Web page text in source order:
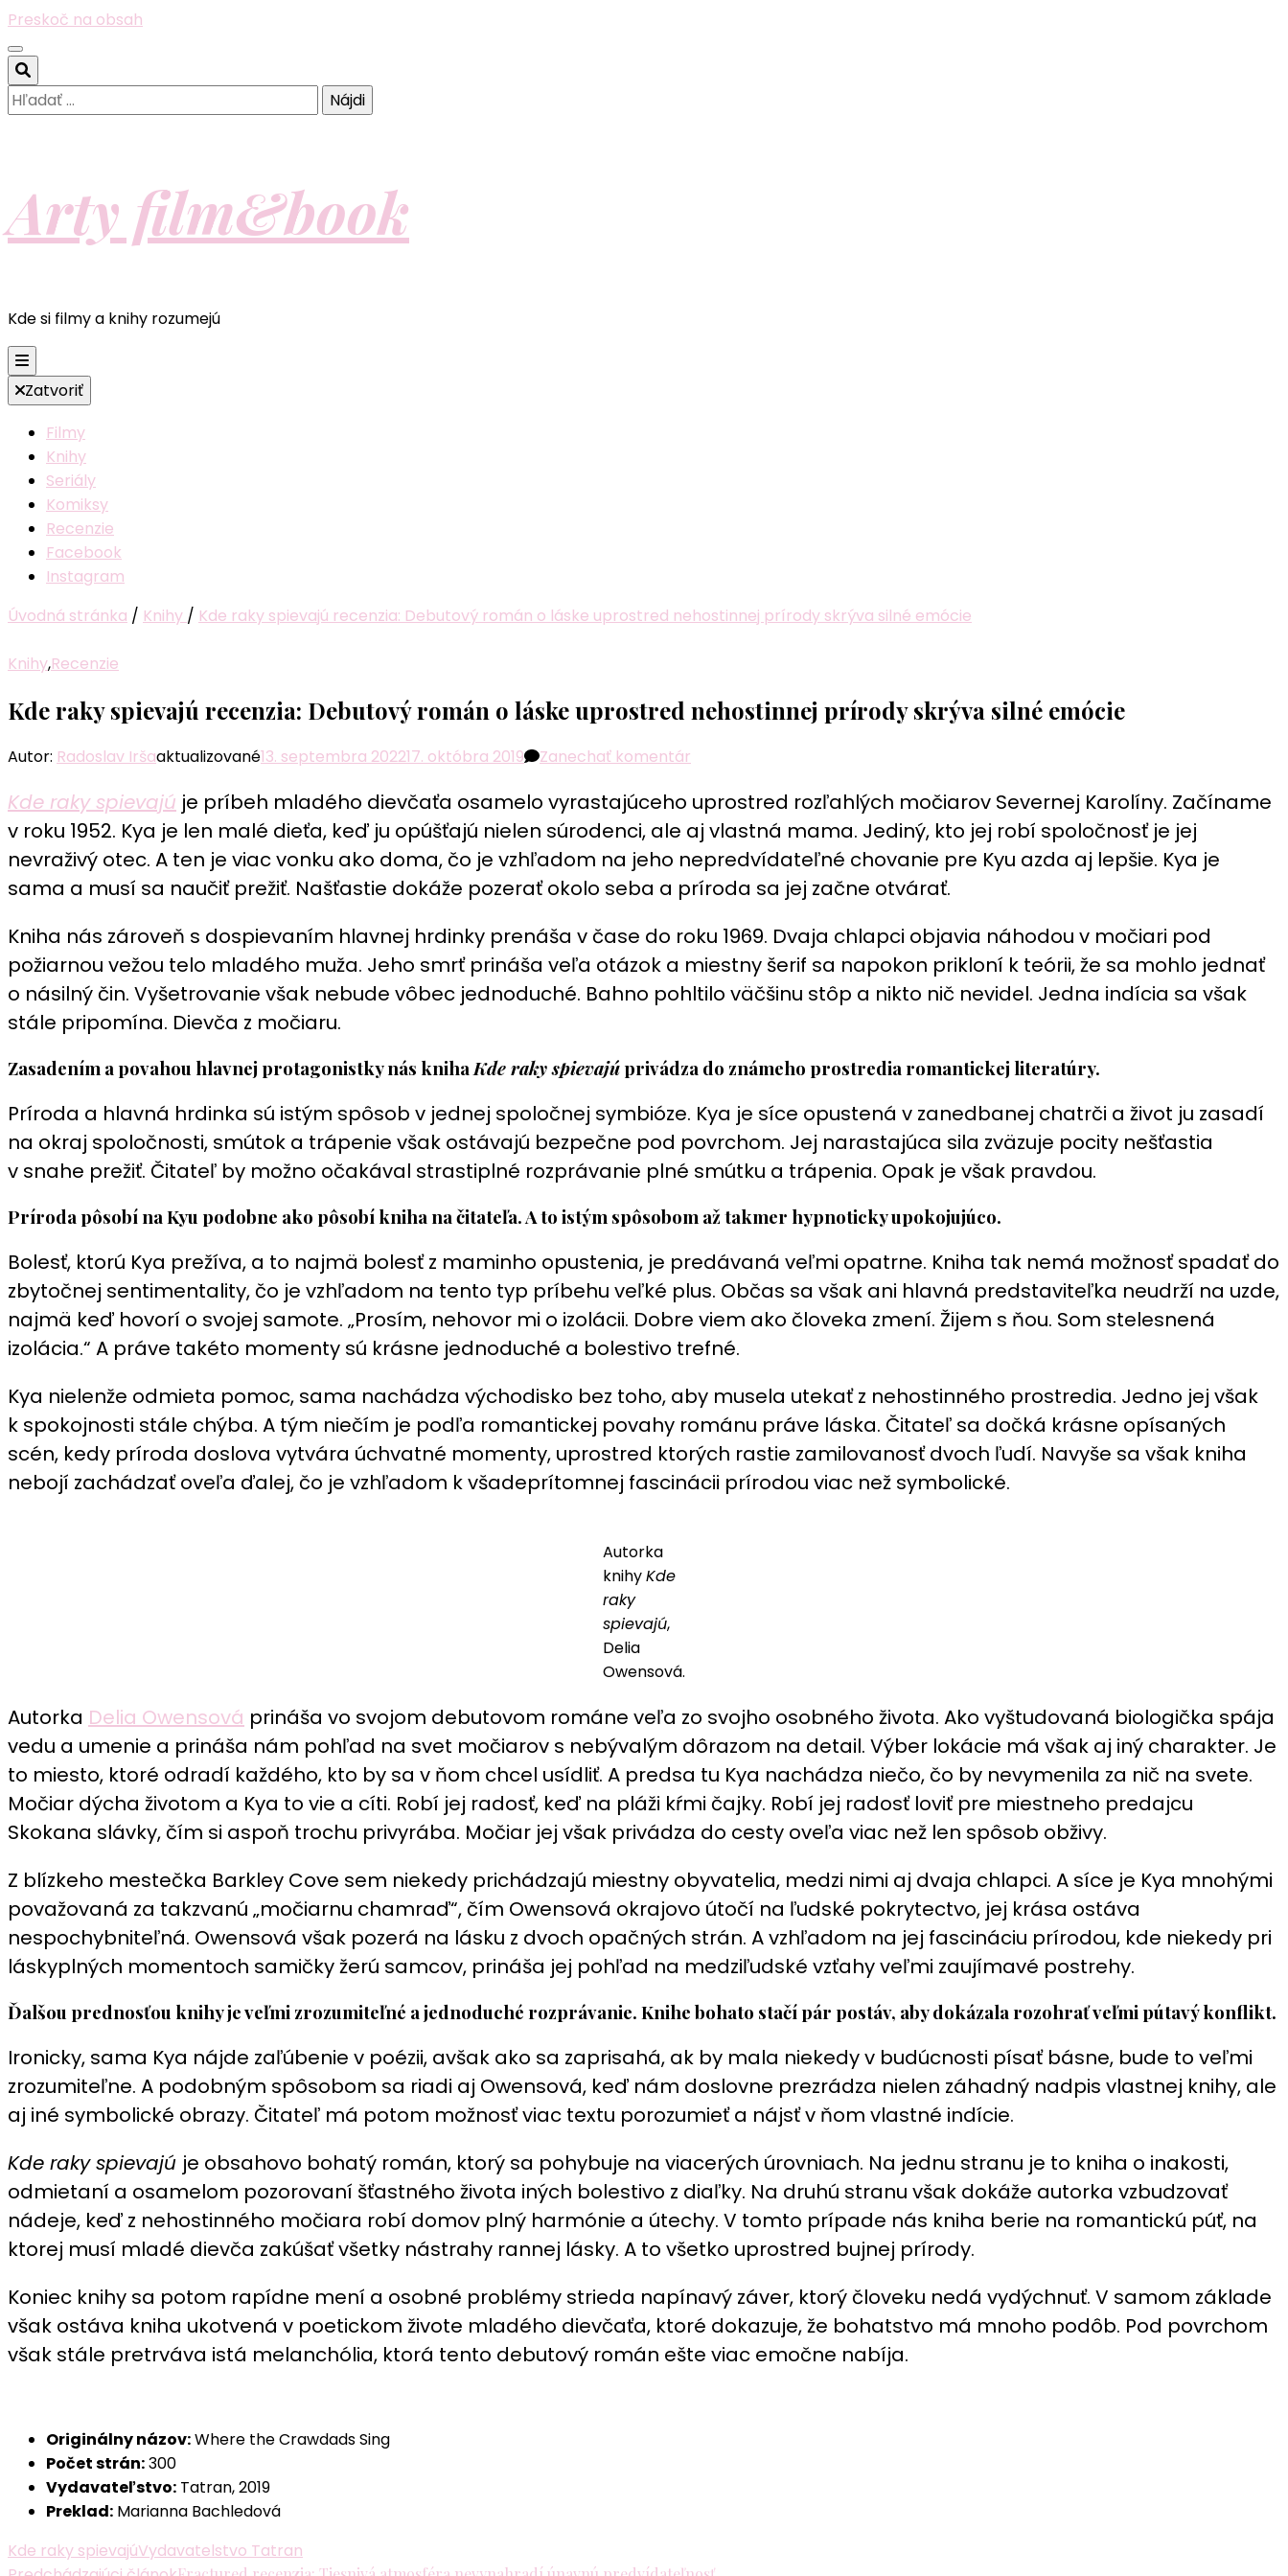
Preskoč na obsah
Hľadať:
Arty film&book
Kde si filmy a knihy rozumejú
Zatvoriť
Filmy
Knihy
Seriály
Komiksy
Recenzie
Facebook
Instagram
Úvodná stránka / Knihy / Kde raky spievajú recenzia: Debutový román o láske uprostred nehostinnej prírody skrýva silné emócie
Knihy,Recenzie
Kde raky spievajú recenzia: Debutový román o láske uprostred nehostinnej prírody skrýva silné emócie
Autor: Radoslav Iršaaktualizované13. septembra 202217. októbra 2019 Zanechať komentár
Kde
raky
spievajú
recenzia:
Debutový
román
o
láske
uprostred
skrýva
emócie
Kde raky spievajú je príbeh mladého dievčaťa osamelo vyrastajúceho uprostred rozľahlých močiarov Severnej Karolíny. Začíname
v roku 1952. Kya je len malé dieťa, keď ju opúšťajú nielen súrodenci, ale aj vlastná mama. Jediný, kto jej robí spoločnosť je jej
nevraživý otec. A ten je viac vonku ako doma, čo je vzhľadom na jeho nepredvídateľné chovanie pre Kyu azda aj lepšie. Kya je
sama a musí sa naučiť prežiť. Našťastie dokáže pozerať okolo seba a príroda sa jej začne otvárať.
Kniha nás zároveň s dospievaním hlavnej hrdinky prenáša v čase do roku 1969. Dvaja chlapci objavia náhodou v močiari pod
požiarnou vežou telo mladého muža. Jeho smrť prináša veľa otázok a miestny šerif sa napokon prikloní k teórii, že sa mohlo jednať
o násilný čin. Vyšetrovanie však nebude vôbec jednoduché. Bahno pohltilo väčšinu stôp a nikto nič nevidel. Jedna indícia sa však
stále pripomína. Dievča z močiaru.
Zasadením a povahou hlavnej protagonistky nás kniha Kde raky spievajú privádza do známeho prostredia romantickej literatúry.
Príroda a hlavná hrdinka sú istým spôsob v jednej spoločnej symbióze. Kya je síce opustená v zanedbanej chatrči a život ju zasadí
na okraj spoločnosti, smútok a trápenie však ostávajú bezpečne pod povrchom. Jej narastajúca sila zväzuje pocity nešťastia
v snahe prežiť. Čitateľ by možno očakával strastiplné rozprávanie plné smútku a trápenia. Opak je však pravdou.
Príroda pôsobí na Kyu podobne ako pôsobí kniha na čitateľa. A to istým spôsobom až takmer hypnoticky upokojujúco.
Bolesť, ktorú Kya prežíva, a to najmä bolesť z maminho opustenia, je predávaná veľmi opatrne. Kniha tak nemá možnosť spadať do
zbytočnej sentimentality, čo je vzhľadom na tento typ príbehu veľké plus. Občas sa však ani hlavná predstaviteľka neudrží na uzde,
najmä keď hovorí o svojej samote. „Prosím, nehovor mi o izolácii. Dobre viem ako človeka zmení. Žijem s ňou. Som stelesnená
izolácia.“ A práve takéto momenty sú krásne jednoduché a bolestivo trefné.
Kya nielenže odmieta pomoc, sama nachádza východisko bez toho, aby musela utekať z nehostinného prostredia. Jedno jej však
k spokojnosti stále chýba. A tým niečím je podľa romantickej povahy románu práve láska. Čitateľ sa dočká krásne opísaných
scén, kedy príroda doslova vytvára úchvatné momenty, uprostred ktorých rastie zamilovanosť dvoch ľudí. Navyše sa však kniha
nebojí zachádzať oveľa ďalej, čo je vzhľadom k všadeprítomnej fascinácii prírodou viac než symbolické.
Autorka
knihyKde
raky
spievajú,
Delia
Owensová.
Autorka Delia Owensová prináša vo svojom debutovom románe veľa zo svojho osobného života. Ako vyštudovaná biologička spája
vedu a umenie a prináša nám pohľad na svet močiarov s nebývalým dôrazom na detail. Výber lokácie má však aj iný charakter. Je
to miesto, ktoré odradí každého, kto by sa v ňom chcel usídliť. A predsa tu Kya nachádza niečo, čo by nevymenila za nič na svete.
Močiar dýcha životom a Kya to vie a cíti. Robí jej radosť, keď na pláži kŕmi čajky. Robí jej radosť loviť pre miestneho predajcu
Skokana slávky, čím si aspoň trochu privyrába. Močiar jej však privádza do cesty oveľa viac než len spôsob obživy.
Z blízkeho mestečka Barkley Cove sem niekedy prichádzajú miestny obyvatelia, medzi nimi aj dvaja chlapci. A síce je Kya mnohými
považovaná za takzvanú „močiarnu chamraď“, čím Owensová okrajovo útočí na ľudské pokrytectvo, jej krása ostáva
nespochybniteľná. Owensová však pozerá na lásku z dvoch opačných strán. A vzhľadom na jej fascináciu prírodou, kde niekedy pri
láskyplných momentoch samičky žerú samcov, prináša jej pohľad na medziľudské vzťahy veľmi zaujímavé postrehy.
Ďalšou prednosťou knihy je veľmi zrozumiteľné a jednoduché rozprávanie. Knihe bohato stačí pár postáv, aby dokázala rozohrať veľmi pútavý konflikt.
Ironicky, sama Kya nájde zaľúbenie v poézii, avšak ako sa zaprisahá, ak by mala niekedy v budúcnosti písať básne, bude to veľmi
zrozumiteľne. A podobným spôsobom sa riadi aj Owensová, keď nám doslovne prezrádza nielen záhadný nadpis vlastnej knihy, ale
aj iné symbolické obrazy. Čitateľ má potom možnosť viac textu porozumieť a nájsť v ňom vlastné indície.
Kde raky spievajú je obsahovo bohatý román, ktorý sa pohybuje na viacerých úrovniach. Na jednu stranu je to kniha o inakosti,
odmietaní a osamelom pozorovaní šťastného života iných bolestivo z diaľky. Na druhú stranu však dokáže autorka vzbudzovať
nádeje, keď z nehostinného močiara robí domov plný harmónie a útechy. V tomto prípade nás kniha berie na romantickú púť, na
ktorej musí mladé dievča zakúšať všetky nástrahy rannej lásky. A to všetko uprostred bujnej prírody.
Koniec knihy sa potom rapídne mení a osobné problémy strieda napínavý záver, ktorý človeku nedá vydýchnuť. V samom základe
však ostáva kniha ukotvená v poetickom živote mladého dievčaťa, ktoré dokazuje, že bohatstvo má mnoho podôb. Pod povrchom
však stále pretrváva istá melanchólia, ktorá tento debutový román ešte viac emočne nabíja.
Originálny názov:Where the Crawdads Sing
Počet strán:300
Vydavateľstvo: Tatran, 2019
Preklad: Marianna Bachledová
Kde raky spievajúVydavatelstvo Tatran